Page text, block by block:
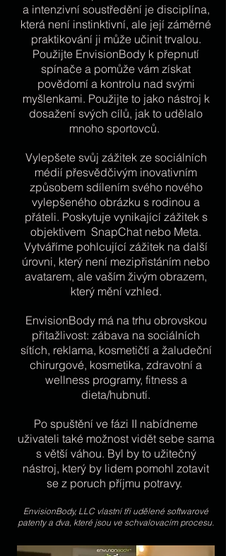
a intenzivní soustředění je disciplína,
která není instinktivní, ale její záměrné
praktikování ji může učinit trvalou.
Použijte EnvisionBody k přepnutí
spínače a pomůže vám získat
povědomí a kontrolu nad svými
myšlenkami. Použijte to jako nástroj k
dosažení svých cílů, jak to udělalo
mnoho sportovců.
Vylepšete svůj zážitek ze sociálních
médií přesvědčivým inovativním
způsobem sdílením svého nového
vylepšeného obrázku s rodinou a
přáteli. Poskytuje vynikající zážitek s
objektivem SnapChat nebo Meta.
Vytváříme pohlcující zážitek na další
úrovni, který není mezipřistáním nebo
avatarem, ale vaším živým obrazem,
který mění vzhled.
EnvisionBody má na trhu obrovskou
přitažlivost: zábava na sociálních
sítích, reklama, kosmetičtí a žaludeční
chirurgové, kosmetika, zdravotní a
wellness programy, fitness a
dieta/hubnutí.
Po spuštění ve fázi II nabídneme
uživateli také možnost vidět sebe sama
s větší váhou. Byl by to užitečný
nástroj, který by lidem pomohl zotavit
se z poruch příjmu potravy.
EnvisionBody, LLC vlastní tři udělené softwarové
patenty a dva, které jsou ve schvalovacím procesu.